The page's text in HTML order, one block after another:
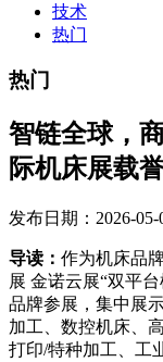
技术
热门
热门
智链全球，
际机床展载
发布日期：2026-
导读： 作为机床品
展 金诺云展“双平
品牌参展，集中展
加工、数控机床、
打印/特种加工、工